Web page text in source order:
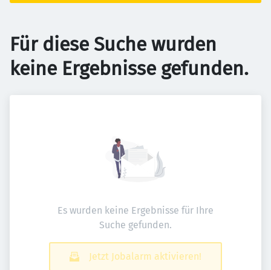
Für diese Suche wurden
keine Ergebnisse gefunden.
Es wurden keine Ergebnisse für Ihre
Suche gefunden.
Jetzt Jobalarm aktivieren!